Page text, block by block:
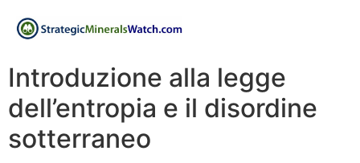
Introduzione alla legge
dell’entropia e il disordine
sotterraneo